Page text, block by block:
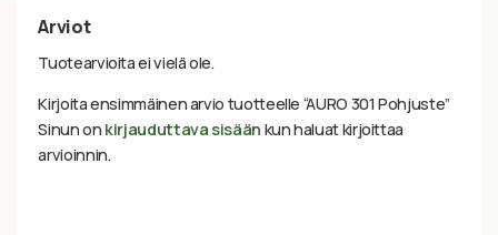
Arviot
Tuotearvioita ei vielä ole.
Kirjoita ensimmäinen arvio tuotteelle “AURO 301 Pohjuste”
Sinun on kirjauduttava sisään kun haluat kirjoittaa
arvioinnin.